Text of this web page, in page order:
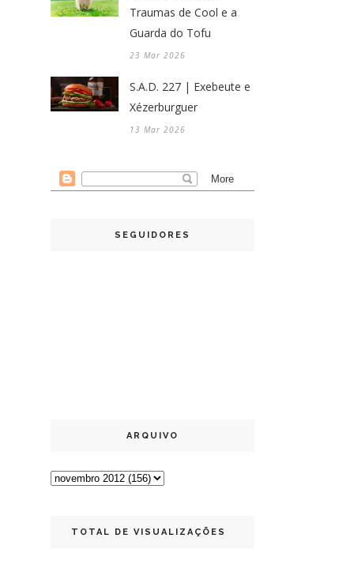
Traumas de Cool e a
Guarda do Tofu
23 Mar 2026
S.A.D. 227 | Exebeute e
Xézerburguer
13 Mar 2026
SEGUIDORES
ARQUIVO
TOTAL DE VISUALIZAÇÕES